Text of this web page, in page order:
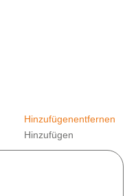
Hinzufügenentfernen
Hinzufügen